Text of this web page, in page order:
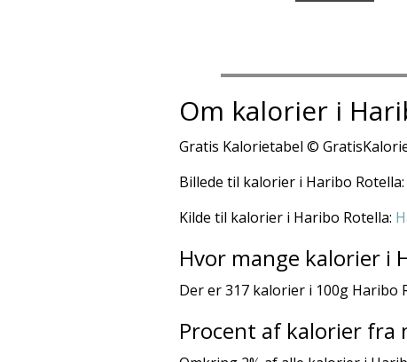
Om kalorier i
Gratis Kalorietabel ©
Billede til kalorier i Haribo Rotella:
Kilde til kalorier i Haribo Rotella:
Hvor mange kalorier i
Der er 317 kalorier i 100g Haribo
Procent af kalorier